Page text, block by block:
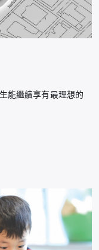
能繼續享有最理想的